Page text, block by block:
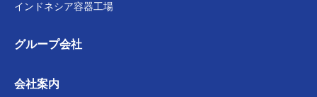
インドネシア容器工場
グループ会社
会社案内